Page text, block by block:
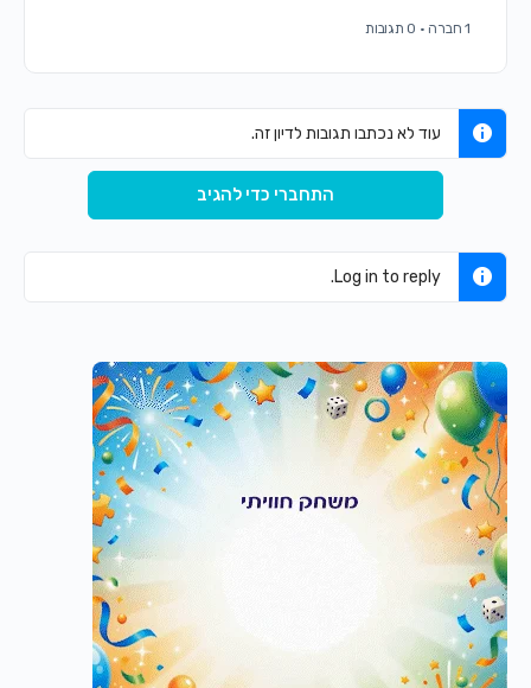
· 0 תגובות
עוד לא נכתבו תגובות לדיון זה.
התחברי כדי להגיב
Log in to reply.